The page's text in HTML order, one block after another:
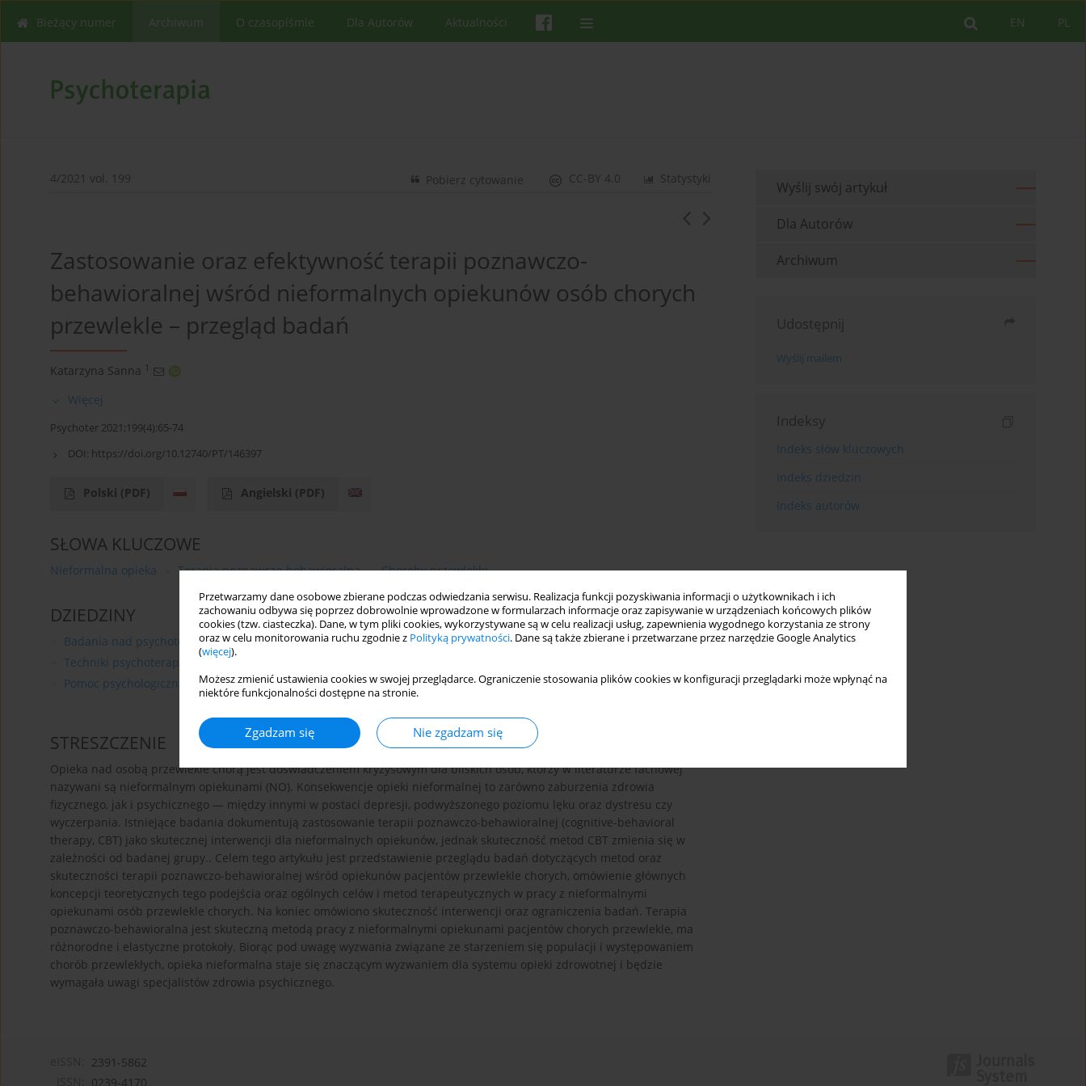
Przetwarzamy dane osobowe zbierane podczas odwiedzania serwisu. Realizacja funkcji pozyskiwania informacji o użytkownikach i ich
zachowaniu odbywa się poprzez dobrowolnie wprowadzone w formularzach informacje oraz zapisywanie w urządzeniach końcowych plików
cookies (tzw. ciasteczka). Dane, w tym pliki cookies, wykorzystywane są w celu realizacji usług, zapewnienia wygodnego korzystania ze strony
oraz w celu monitorowania ruchu zgodnie z Polityką prywatności. Dane są także zbierane i przetwarzane przez narzędzie Google Analytics
(więcej).
Możesz zmienić ustawienia cookies w swojej przeglądarce. Ograniczenie stosowania plików cookies w konfiguracji przeglądarki może wpłynąć na
niektóre funkcjonalności dostępne na stronie.
Zgadzam się Nie zgadzam się
PL
EN
Bieżący numer Archiwum O czasopiśmie Dla Autorów Aktualności
4/2021 vol. 199 Statystyki
CC-BY 4.0
Pobierz cytowanie
Zastosowanie oraz efektywność terapii poznawczo-
behawioralnej wśród nieformalnych opiekunów osób chorych
przewlekle – przegląd badań
Katarzyna Sanna 1
Więcej
Psychoter 2021;199(4):65-74
DOI: https://doi.org/10.12740/PT/146397
Polski (PDF) Angielski (PDF)
SŁOWA KLUCZOWE
Nieformalna opieka Terapia poznawczo-behawioralna Choroby przewlekłe
DZIEDZINY
Badania nad psychoterapią
Techniki psychoterapii
Pomoc psychologiczna
STRESZCZENIE
Opieka nad osobą przewlekle chorą jest doświadczeniem kryzysowym dla bliskich osób, którzy w literaturze fachowej
nazywani są nieformalnym opiekunami (NO). Konsekwencje opieki nieformalnej to zarówno zaburzenia zdrowia
fizycznego, jak i psychicznego — między innymi w postaci depresji, podwyższonego poziomu lęku oraz dystresu czy
wyczerpania. Istniejące badania dokumentują zastosowanie terapii poznawczo-behawioralnej (cognitive-behavioral
therapy, CBT) jako skutecznej interwencji dla nieformalnych opiekunów, jednak skuteczność metod CBT zmienia się w
zależności od badanej grupy.. Celem tego artykułu jest przedstawienie przeglądu badań dotyczących metod oraz
skuteczności terapii poznawczo-behawioralnej wśród opiekunów pacjentów przewlekle chorych, omówienie głównych
koncepcji teoretycznych tego podejścia oraz ogólnych celów i metod terapeutycznych w pracy z nieformalnymi
opiekunami osób przewlekle chorych. Na koniec omówiono skuteczność interwencji oraz ograniczenia badań. Terapia
poznawczo-behawioralna jest skuteczną metodą pracy z nieformalnymi opiekunami pacjentów chorych przewlekle, ma
różnorodne i elastyczne protokoły. Biorąc pod uwagę wyzwania związane ze starzeniem się populacji i występowaniem
chorób przewlekłych, opieka nieformalna staje się znaczącym wyzwaniem dla systemu opieki zdrowotnej i będzie
wymagała uwagi specjalistów zdrowia psychicznego.
Wyślij swój artykuł
Dla Autorów
Archiwum
Udostępnij
Wyślij mailem
Indeksy
Indeks słów kluczowych
Indeks dziedzin
Indeks autorów
2391-5862
0239-4170